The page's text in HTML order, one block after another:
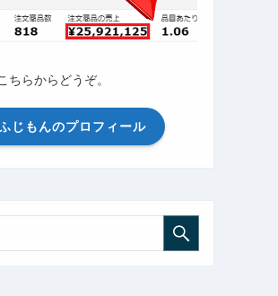
ちらからどうぞ。
じもんのプロフィール